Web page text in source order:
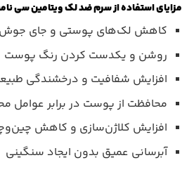
مزایای استفاده از سرم ضد لک ویتامین سی
کاهش لک‌های پوستی و جای جوش
روشن و یکدست کردن رنگ پوست
افزایش شفافیت و درخشندگی
محافظت از پوست در برابر عوامل
افزایش کلاژن‌سازی و کاهش
آبرسانی عمیق بدون ایجاد سنگینی